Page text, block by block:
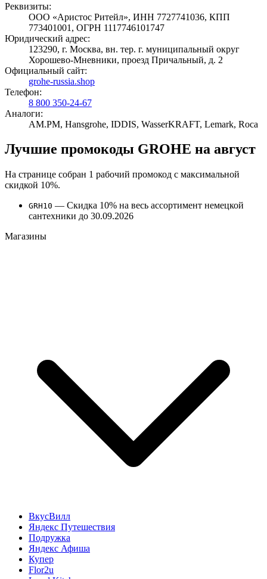
Реквизиты:
ООО «Аристос Ритейл», ИНН 7727741036, КПП
773401001, ОГРН 1117746101747
Юридический адрес:
123290, г. Москва, вн. тер. г. муниципальный округ
Хорошево-Мневники, проезд Причальный, д. 2
Официальный сайт:
grohe-russia.shop
Телефон:
8 800 350-24-67
Аналоги:
AM.PM, Hansgrohe, IDDIS, WasserKRAFT, Lemark, Roca
Лучшие промокоды GROHE на август
На странице собран 1 рабочий промокод с максимальной
скидкой 10%.
GRH10 — Скидка 10% на весь ассортимент немецкой
сантехники до 30.09.2026
Магазины
ВкусВилл
Яндекс Путешествия
Подружка
Яндекс Афиша
Купер
Flor2u